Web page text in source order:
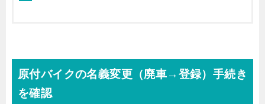
原付バイクの名義変更（廃車→登録）手続き
を確認